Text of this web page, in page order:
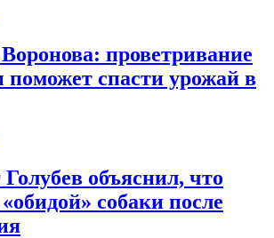
проветривание
спасти урожай в
объяснил, что
собаки после